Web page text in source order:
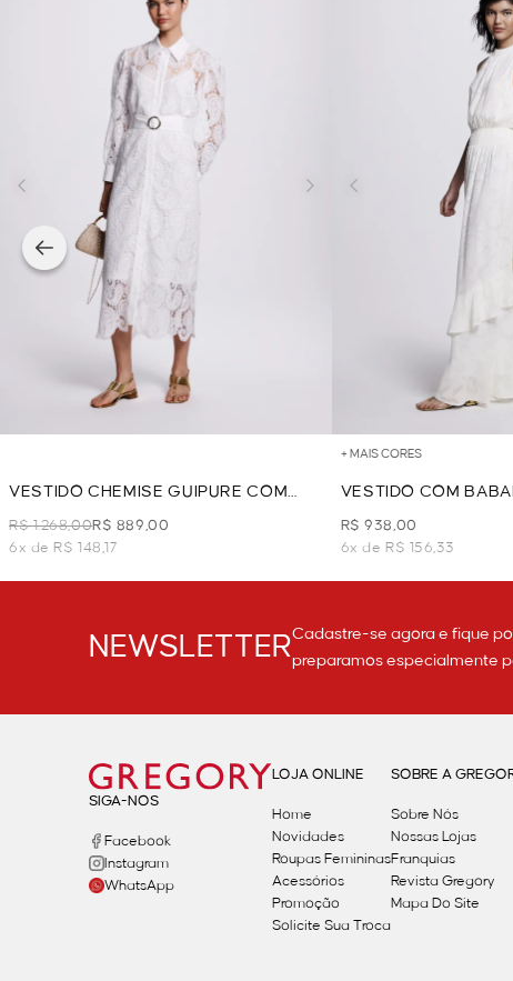
VESTIDO CHEMISE GUIPURE COM
FAIXA - OFF WHITE
R$ 1.268,00R$ 889,00
6x de R$ 148,17
+ MAIS CORES
VESTIDO COM
R$ 938,00
6x de R$ 156,33
NEWSLETTERCadastre-se agora e fique
preparamos especialmente
SIGA-NOS
Facebook
Instagram
WhatsApp
LOJA ONLINE
Home
Novidades
Roupas Femininas
Acessórios
Promoção
Solicite Sua Troca
SOBRE A
Sobre Nós
Nossas Lojas
Franquias
Revista Gregory
Mapa Do Site